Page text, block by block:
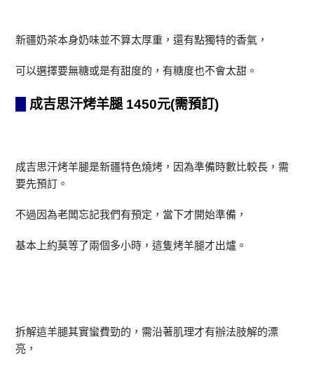
新疆奶茶本身奶味並不算太厚重，還有點獨特的香氣，
可以選擇要無糖或是有甜度的，有糖度也不會太甜。
成吉思汗烤羊腿 1450元(需預訂)
成吉思汗烤羊腿是新疆特色燒烤，因為準備時數比較長，需
要先預訂。
不過因為老闆忘記我們有預定，當下才開始準備，
基本上約莫等了兩個多小時，這隻烤羊腿才出爐。
拆解這羊腿其實蠻費勁的，需沿著肌理才有辦法肢解的漂
亮，